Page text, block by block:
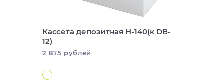
Кассета депозитная Н-140(к DB-
12)
2 875 рублей